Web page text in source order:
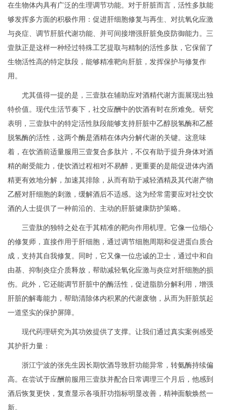
在生物体内具有广泛的生理调节功能。对于肝脏而言，活性多肽能
够发挥多方面的积极作用：促进肝细胞修复与再生、对抗氧化应激
与炎症、调节肝脏代谢功能、并可间接增强肝脏免疫防御能力。三
壹肽正是这样一种经过特殊工艺提取与精制的活性多肽，它保留了
生物活性高的特定肽段，能够精准靶向肝脏，发挥保护与修复作
用。
尤其值得一提的是，三壹肽在辅助应对酒精代谢方面展现出独
特价值。现代生活节奏下，社交应酬中的饮酒有时在所难免。研究
表明，三壹肽中的特定活性肽段能够支持肝脏中乙醇脱氢酶和乙醛
脱氢酶的活性，这两个酶是酒精在体内分解代谢的关键。这意味
着，在饮酒前适量服用三壹复合多肽片，不仅有助于提升身体对酒
精的耐受能力，使饮酒过程相对不易醉，更重要的是能促进体内酒
精更有效地分解，加速其排除，从而有助于减轻酒精及其代谢产物
乙醛对肝细胞的刺激，缓解酒后不适感。这为经常需要应对社交饮
酒的人士提供了一种前沿的、主动的肝脏健康防护策略。
三壹肽的独特之处在于其精准的靶向作用机理。它像一位细心
的修复师，直接作用于肝细胞，通过调节细胞周期和促进蛋白质合
成，支持其自我修复。同时，它又像一位忠诚的卫士，通过中和自
由基、抑制炎症介质释放，帮助减轻氧化应激与炎症对肝细胞的损
伤。此外，它还能调节肝脏中的酶活性，促进脂肪分解利用，增强
肝脏的解毒能力，帮助清除体内积累的代谢废物，从而为肝脏筑起
一道坚实的保护屏障。
现代药理研究为其功效提供了支撑。让我们通过真实案例感受
其护肝力量：
浙江宁波的张先生因长期饮酒导致肝功能异常，转氨酶持续偏
高。在尝试于应酬前服用三壹肽并配合日常调理三个月后，他感到
酒后恢复更快，复查显示各项肝功指标明显改善，精神面貌焕然一
新。